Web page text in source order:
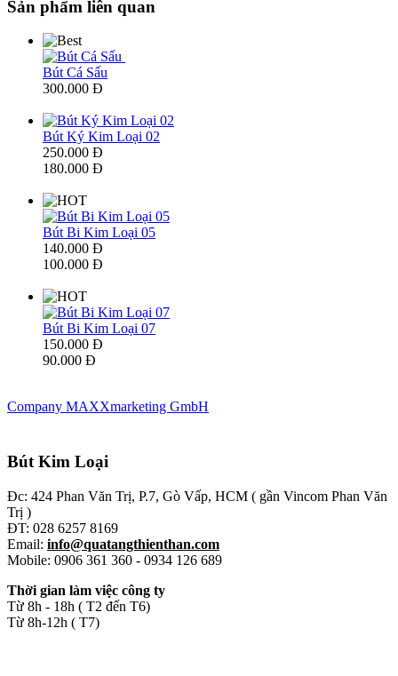
Sản phẩm liên quan
Bút Cá Sấu
300.000 Đ
Bút Ký Kim Loại 02
250.000 Đ
180.000 Đ
Bút Bi Kim Loại 05
140.000 Đ
100.000 Đ
Bút Bi Kim Loại 07
150.000 Đ
90.000 Đ
Company MAXXmarketing GmbH
Bút Kim Loại
Đc: 424 Phan Văn Trị, P.7, Gò Vấp, HCM ( gần Vincom Phan Văn
Trị )
ĐT: 028 6257 8169
Email: info@quatangthienthan.com
Mobile: 0906 361 360 - 0934 126 689
Thời gian làm việc công ty
Từ 8h - 18h ( T2 đến T6)
Từ 8h-12h ( T7)